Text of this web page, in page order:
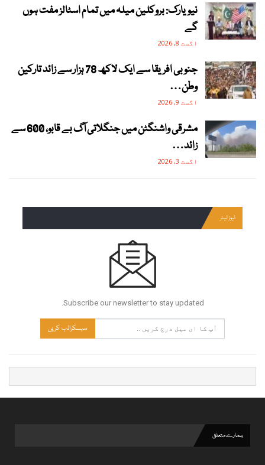
نیویارک: بروکلین میلہ میں تمام اسٹالز مفت ہوں
گے
اگست 8, 2026
جنوبی افریقا سے ایک لاکھ 78 ہزار سے زائد تارکین
وطن…
اگست 9, 2026
مشرقی واشنگٹن میں جنگلاتی آگ بے قابو، 600 سے
زائد…
اگست 3, 2026
نیوز لیٹر
Subscribe our newsletter to stay updated.
سبسکرائب کریں
ہمارے متعلق